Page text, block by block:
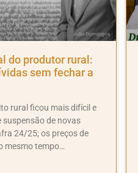
do produtor rural:
sem fechar a
rural ficou mais difícil e
suspensão de novas
24/25; os preços de
mesmo tempo…